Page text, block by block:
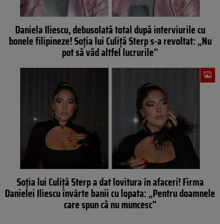
Daniela Iliescu, debusolată total după interviurile cu
bonele filipineze! Soția lui Culiță Sterp s-a revoltat: „Nu
pot să văd altfel lucrurile”
Soția lui Culiță Sterp a dat lovitura în afaceri! Firma
Danielei Iliescu învârte banii cu lopata: „Pentru doamnele
care spun că nu muncesc”